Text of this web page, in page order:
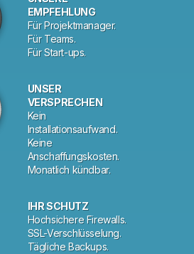
EMPFEHLUNG
Für Projektmanager.
Für Teams.
Für Start-ups.
UNSER
VERSPRECHEN
Kein
Installationsaufwand.
Keine
Anschaffungskosten.
Monatlich kündbar.
IHR SCHUTZ
Hochsichere Firewalls.
SSL-Verschlüsselung.
Tägliche Backups.